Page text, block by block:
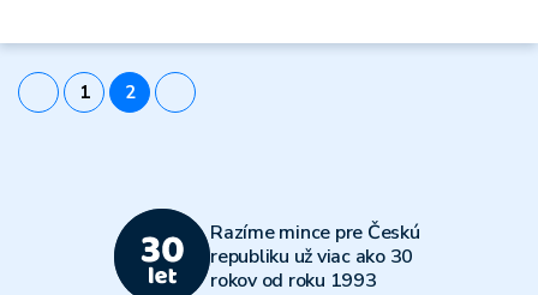
1 2
Razíme mince pre Českú
republiku už viac ako 30
rokov od roku 1993